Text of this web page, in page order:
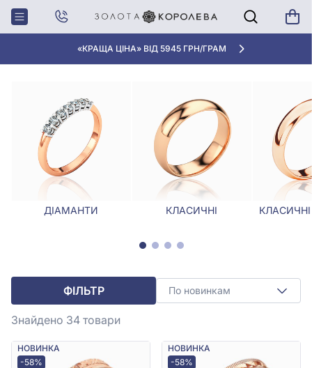
«КРАЩА ЦІНА» ВІД 5945 ГРН/ГРАМ
Головна Обручки Обручки розміру 20.5
ОБРУЧКИ РОЗМІРУ 20.5
ДІАМАНТИ КЛАСИЧНІ
ФІЛЬТР По новинкам
Знайдено 34 товари
НОВИНКА
-58%
НОВИНКА
-58%